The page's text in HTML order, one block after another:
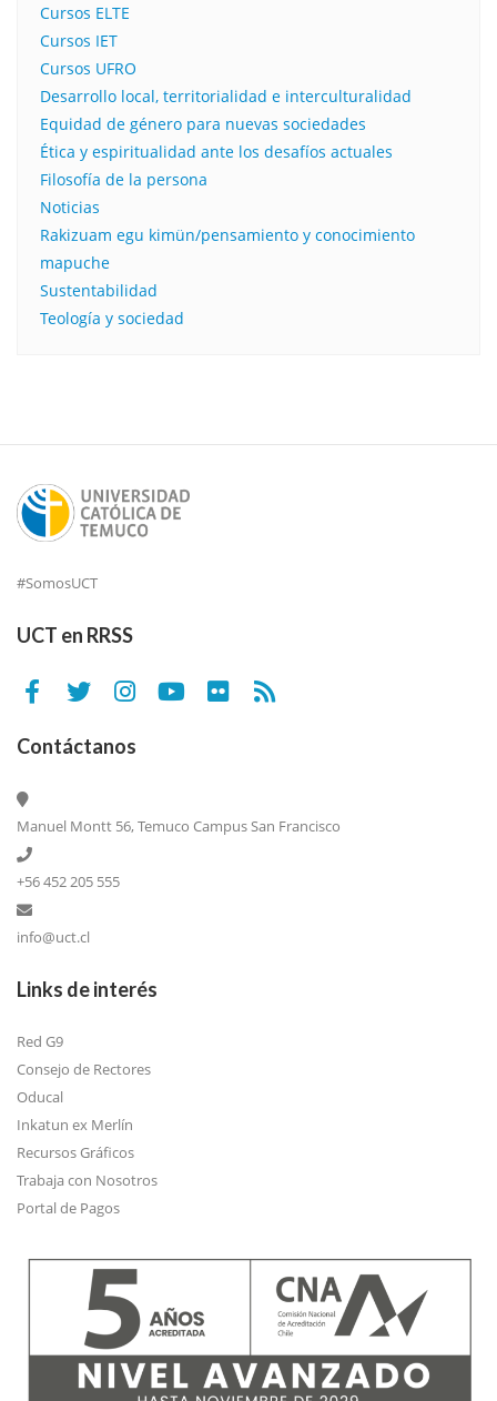
Cursos ELTE
Cursos IET
Cursos UFRO
Desarrollo local, territorialidad e interculturalidad
Equidad de género para nuevas sociedades
Ética y espiritualidad ante los desafíos actuales
Filosofía de la persona​
Noticias
Rakizuam egu kimün/pensamiento y conocimiento
mapuche
Sustentabilidad
Teología y sociedad
#SomosUCT
UCT en RRSS
Contáctanos
Manuel Montt 56, Temuco Campus San Francisco
+56 452 205 555
info@uct.cl
Links de interés
Red G9
Consejo de Rectores
Oducal
Inkatun ex Merlín
Recursos Gráficos
Trabaja con Nosotros
Portal de Pagos